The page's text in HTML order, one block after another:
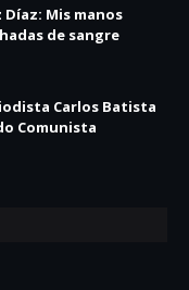
Díaz: Mis manos
de sangre
Carlos Batista
Comunista